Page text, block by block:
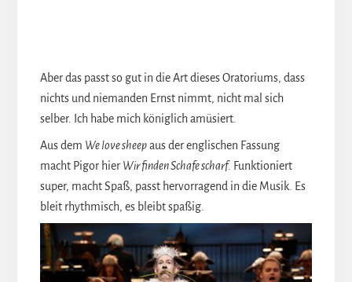
Aber das passt so gut in die Art dieses Oratoriums, dass
nichts und niemanden Ernst nimmt, nicht mal sich
selber. Ich habe mich königlich amüsiert.
Aus dem We love sheepaus der englischen Fassung
macht Pigor hier Wir finden Schafe scharf. Funktioniert
super, macht Spaß, passt hervorragend in die Musik. Es
bleit rhythmisch, es bleibt spaßig.